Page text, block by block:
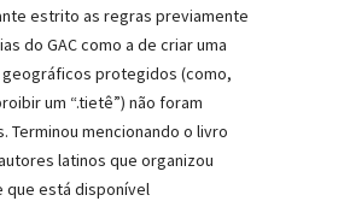
estrito as regras previamente
do GAC como a de criar uma
protegidos (como,
um “.tietê”) não foram
Terminou mencionando o livro
latinos que organizou
que está disponível